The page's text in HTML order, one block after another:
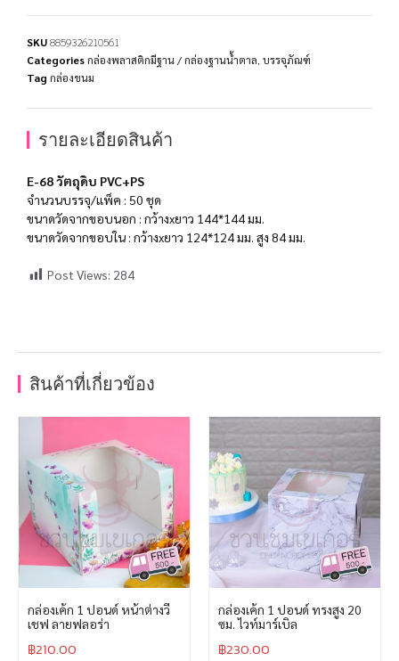
SKU8859326210561
Categoriesกล่องพลาสติกมีฐาน / กล่องฐานน้ำตาล บรรจุภัณฑ์
Tag กล่องขนม
รายละเอียดสินค้า
E-68 วัตถุดิบ PVC+PS
จำนวนบรรจุ/แพ็ค : 50 ชุด
ขนาดวัดจากขอบนอก : กว้างxยาว 144*144 มม.
ขนาดวัดจากขอบใน : กว้างxยาว 124*124 มม. สูง 84 มม.
Post Views: 284
สินค้าที่เกี่ยวข้อง
กล่องเค้ก 1 ปอนด์ หน้าต่างวี
เชฟ ลายฟลอร่า
฿210.00
กล่องเค้ก 1 ปอนด์ ทรงสูง 20
ซม. ไวท์มาร์เบิล
฿230.00